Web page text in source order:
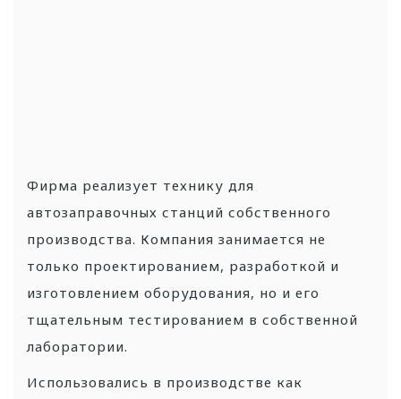
Фирма реализует технику для
автозаправочных станций собственного
производства. Компания занимается не
только проектированием, разработкой и
изготовлением оборудования, но и его
тщательным тестированием в собственной
лаборатории.
Использовались в производстве как